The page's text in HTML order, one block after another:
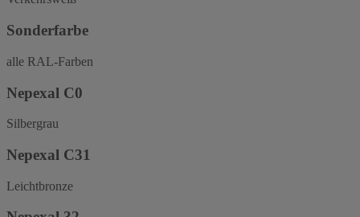
Sonderfarbe
alle RAL-Farben
Nepexal C0
Silbergrau
Nepexal C31
Leichtbronze